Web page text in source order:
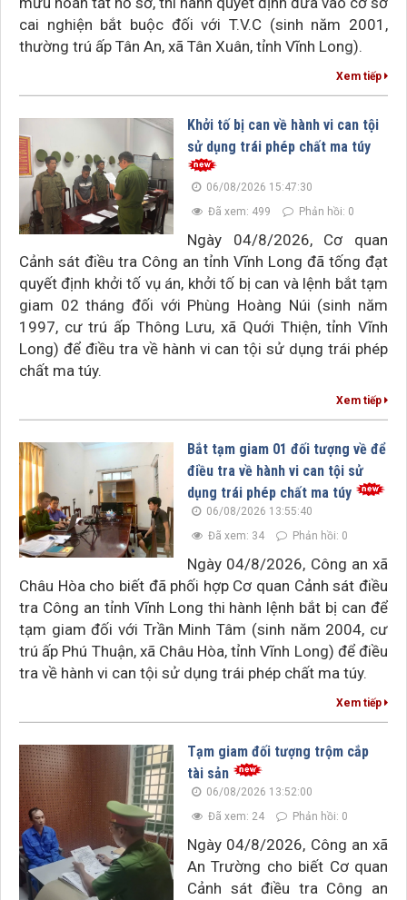
cai nghiện bắt buộc đối với T.V.C (sinh năm 2001,
thường trú ấp Tân An, xã Tân Xuân, tỉnh Vĩnh Long).
Xem tiếp
Khởi tố bị can về hành vi can tội
sử dụng trái phép chất ma túy
06/08/2026 15:47:30
Đã xem: 499
Phản hồi: 0
Ngày 04/8/2026, Cơ quan
Cảnh sát điều tra Công an tỉnh Vĩnh Long đã tống đạt
quyết định khởi tố vụ án, khởi tố bị can và lệnh bắt tạm
giam 02 tháng đối với Phùng Hoàng Núi (sinh năm
1997, cư trú ấp Thông Lưu, xã Quới Thiện, tỉnh Vĩnh
Long) để điều tra về hành vi can tội sử dụng trái phép
chất ma túy.
Xem tiếp
Bắt tạm giam 01 đối tượng về để
điều tra về hành vi can tội sử
dụng trái phép chất ma túy
06/08/2026 13:55:40
Đã xem: 34
Phản hồi: 0
Ngày 04/8/2026, Công an xã
Châu Hòa cho biết đã phối hợp Cơ quan Cảnh sát điều
tra Công an tỉnh Vĩnh Long thi hành lệnh bắt bị can để
tạm giam đối với Trần Minh Tâm (sinh năm 2004, cư
trú ấp Phú Thuận, xã Châu Hòa, tỉnh Vĩnh Long) để điều
tra về hành vi can tội sử dụng trái phép chất ma túy.
Xem tiếp
Tạm giam đối tượng trộm cắp
tài sản
06/08/2026 13:52:00
Đã xem: 24
Phản hồi: 0
Ngày 04/8/2026, Công an xã
An Trường cho biết Cơ quan
Cảnh sát điều tra Công an